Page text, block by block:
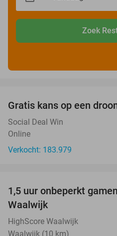
Zoek
Gratis kans op een
Social Deal Win
Online
Verkocht: 183.979
1,5 uur onbeperkt
Waalwijk
HighScore Waalwijk
Waalwijk (10 km)